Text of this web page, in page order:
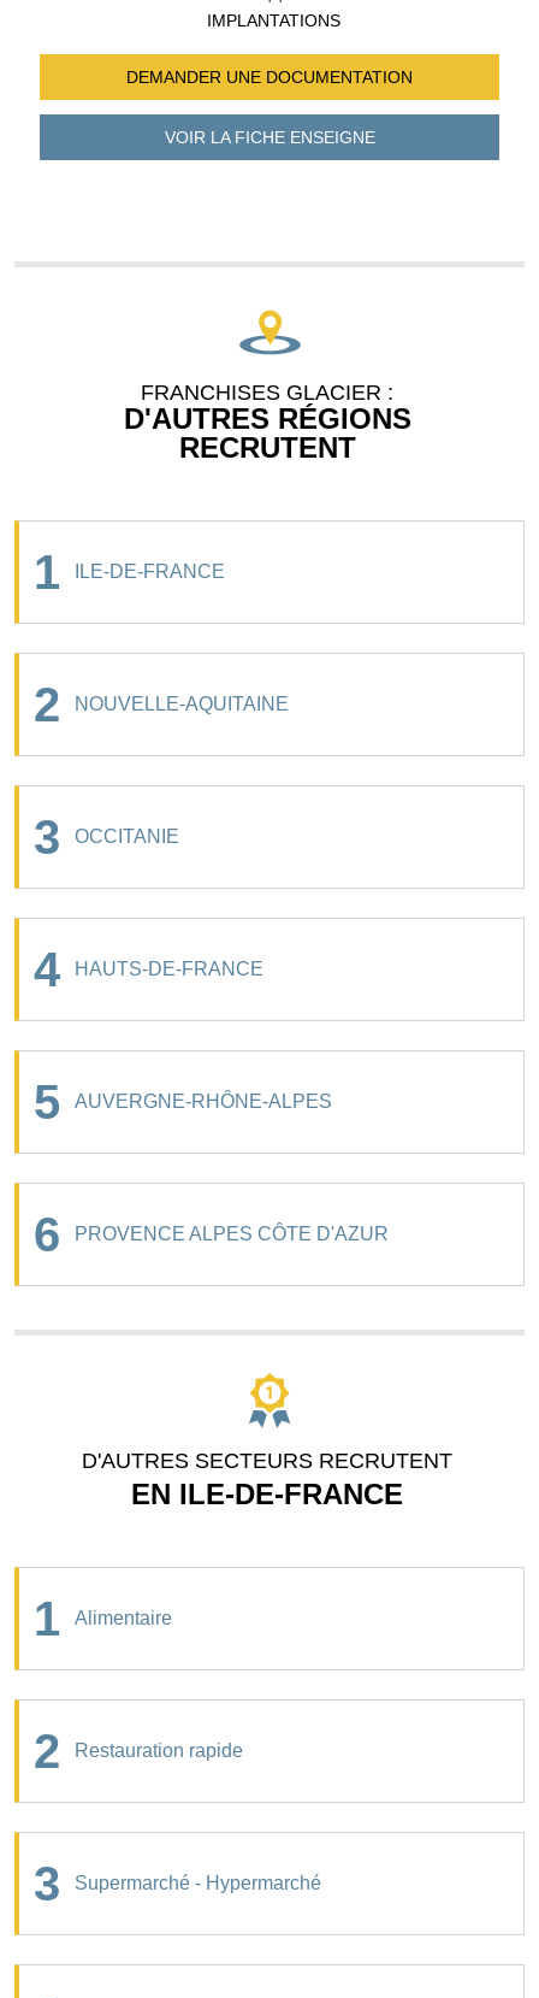
IMPLANTATIONS
DEMANDER UNE DOCUMENTATION
VOIR LA FICHEENSEIGNE
FRANCHISES GLACIER :
D'AUTRES RÉGIONS
RECRUTENT
1 ILE-DE-FRANCE
2 NOUVELLE-AQUITAINE
3 OCCITANIE
4 HAUTS-DE-FRANCE
5 AUVERGNE-RHÔNE-ALPES
6 PROVENCE ALPES CÔTE D'AZUR
D'AUTRES SECTEURS RECRUTENT
EN ILE-DE-FRANCE
1 Alimentaire
2 Restauration rapide
3 Supermarché - Hypermarché